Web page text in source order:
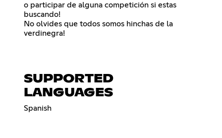
o participar de alguna competición si estas
buscando!
No olvides que todos somos hinchas de la
verdinegra!
SUPPORTED
LANGUAGES
Spanish